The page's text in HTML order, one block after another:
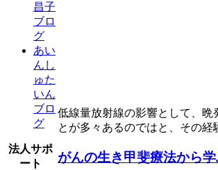
昌子
ブロ
グ
あい
んし
ゅた
いん
ブロ
グ
法人サポ
ート
低線量放射線の影響として、
とが多々あるのではと、その経
がんの生き甲斐療法から